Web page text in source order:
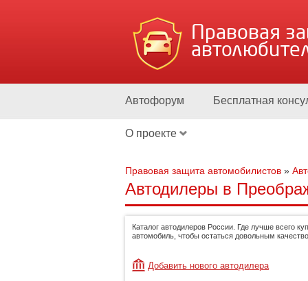
Правовая
Автофорум Бесплатная
О проекте
Правовая защита автомобилистов »
Автодилеры в
Каталог автодилеров России. Где лучше всего
автомобиль, чтобы остаться довольным
Добавить нового автодилера